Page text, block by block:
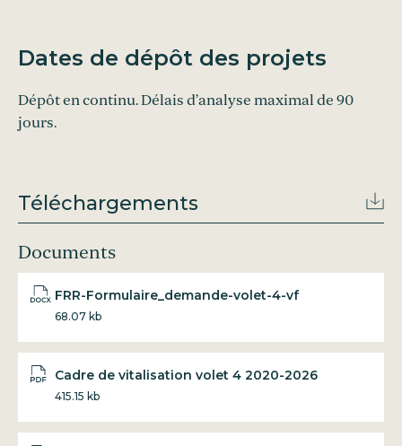
Dates de dépôt des projets
Dépôt en continu. Délais d’analyse maximal de 90
jours.
Téléchargements
Documents
FRR-Formulaire_demande-volet-4-vf
68.07 kb
Cadre de vitalisation volet 4 2020-2026
415.15 kb